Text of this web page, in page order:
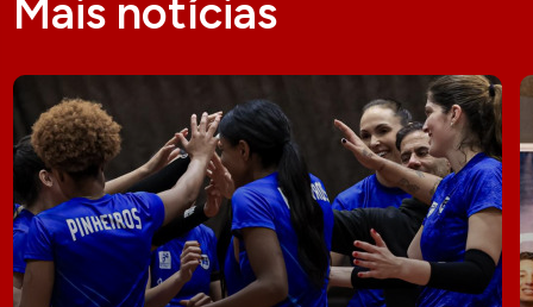
Mais notícias